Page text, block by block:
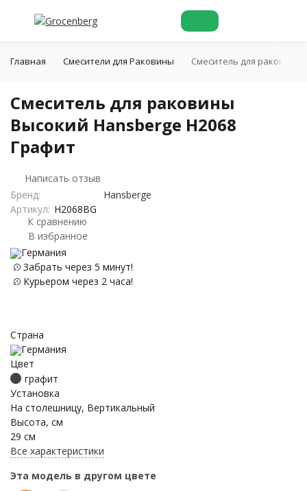
Главная Смесители для Раковины Cмеситель для раковины
Cмеситель для раковины
Высокий Hansberge H2068
Графит
Написать отзыв
Бренд:
Hansberge
Артикул: H2068BG
К сравнению
В избранное
Германия
Забрать через 5 минут!
Курьером через 2 часа!
Страна
Германия
Цвет
графит
Установка
На столешницу, Вертикальный
Высота, см
29 см
Все характеристики
Эта модель в другом цвете